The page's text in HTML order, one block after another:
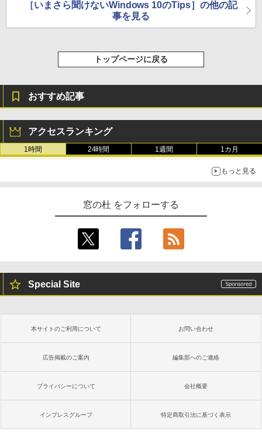
Amazon Kindle Colorsoft | 16GBストレ
ージ、防水、7インチカラーディスプレ
イ、色調調節ライト、最大8週間持続バッ
売)
New Amazon Kindle Scribe Colorsoft |
レージ、ノート機能搭載、明るさ自動調
整、色調調節ライト、プレミアムペン付
き、グラファイト
［いまさら聞けないWindows 10のTips］の他の記
事を見る
トップページに戻る
おすすめ記事
アクセスランキング
1時間 24時間 1週間 1カ月
もっと見る
窓の杜 をフォローする
Special Site
本サイトのご利用について お問い合わせ
広告掲載のご案内 編集部へのご連絡
プライバシーについて 会社概要
インプレスグループ 特定商取引法に基づく表示